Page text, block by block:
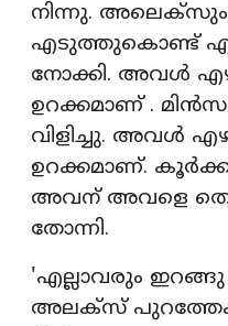
നിന്നു.
എടുത്തുകൊണ്ട്
നോക്കി. അവൾ
ഉറക്കമാണ് .
വിളിച്ചു. അവൾ
ഉറക്കമാണ്.
അവന് അവളെ
തോന്നി.
'എല്ലാവരും
അലക്സ്